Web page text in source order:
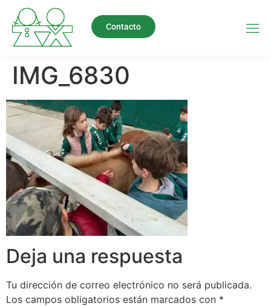
Contacto
IMG_6830
Deja una respuesta
Tu dirección de correo electrónico no será publicada.
Los campos obligatorios están marcados con *